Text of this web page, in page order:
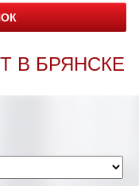
В БРЯНСКЕ